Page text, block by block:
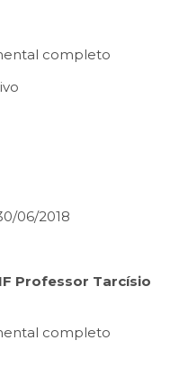
completo
06/2018
Professor Tarcísio
completo